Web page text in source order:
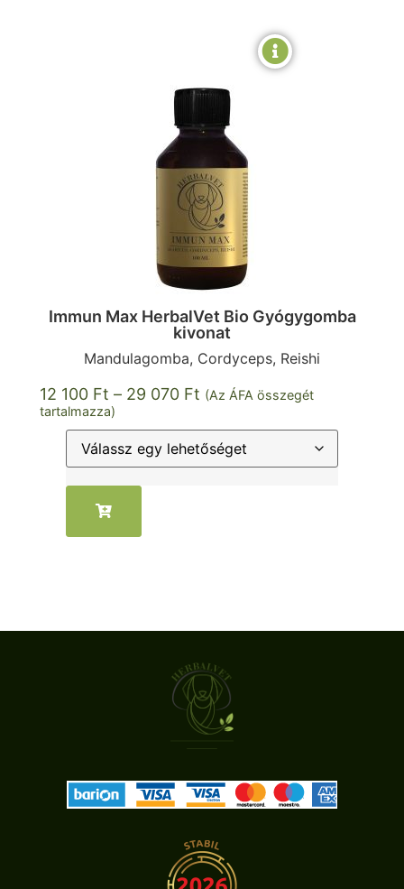
Immun Max HerbalVet Bio Gyógygomba
kivonat
Mandulagomba, Cordyceps, Reishi
12 100 Ft – 29 070 Ft (Az ÁFA összegét
tartalmazza)